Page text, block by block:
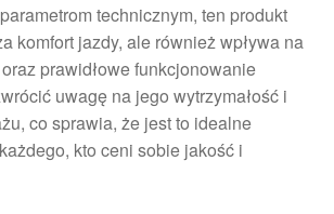
technicznym, ten produkt
komfort jazdy, ale również wpływa na
prawidłowe funkcjonowanie
uwagę na jego wytrzymałość i
co sprawia, że jest to idealne
kto ceni sobie jakość i